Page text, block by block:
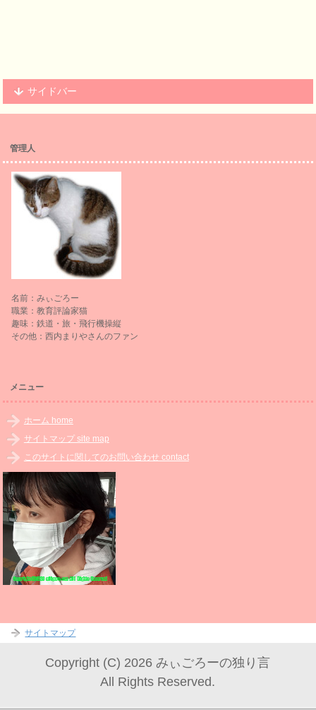
サイドバー
管理人
名前：みぃごろー
職業：教育評論家猫
趣味：鉄道・旅・飛行機操縦
その他：西内まりやさんのファン
メニュー
ホーム home
サイトマップ site map
このサイトに関してのお問い合わせ contact
サイトマップ
Copyright (C) 2026 みぃごろーの独り言
All Rights Reserved.